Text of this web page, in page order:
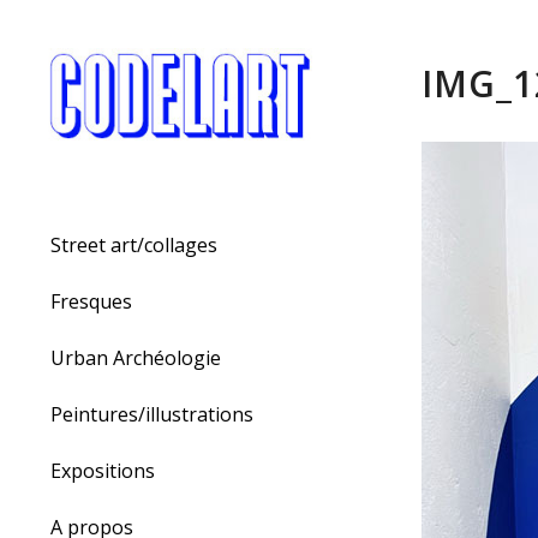
Street art/collages
Fresques
Urban Archéologie
Peintures/illustrations
Expositions
A propos